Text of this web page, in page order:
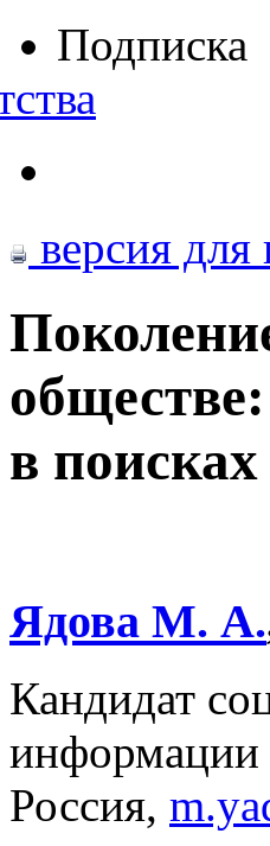
Подписка
версия для
обществе:
в
Ядова М. А.
Кандидат
Россия,